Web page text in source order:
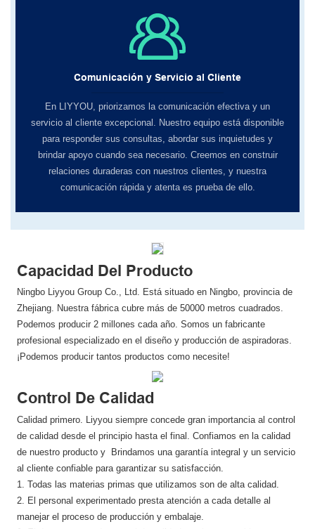
Comunicación y Servicio al Cliente
En LIYYOU, ​​priorizamos la comunicación efectiva y un
servicio al cliente excepcional. Nuestro equipo está disponible
para responder sus consultas, abordar sus inquietudes y
brindar apoyo cuando sea necesario. Creemos en construir
relaciones duraderas con nuestros clientes, y nuestra
comunicación rápida y atenta es prueba de ello.
Capacidad Del Producto
Ningbo Liyyou Group Co., Ltd. Está situado en Ningbo, provincia de
Zhejiang. Nuestra fábrica cubre más de 50000 metros cuadrados.
Podemos producir 2 millones cada año. Somos un fabricante
profesional especializado en el diseño y producción de aspiradoras.
¡Podemos producir tantos productos como necesite!
Control De Calidad
Calidad primero. Liyyou siempre concede gran importancia al control
de calidad desde el principio hasta el final. Confiamos en la calidad
de nuestro producto y Brindamos una garantía integral y un servicio
al cliente confiable para garantizar su satisfacción.
1. Todas las materias primas que utilizamos son de alta calidad.
2. El personal experimentado presta atención a cada detalle al
manejar el proceso de producción y embalaje.